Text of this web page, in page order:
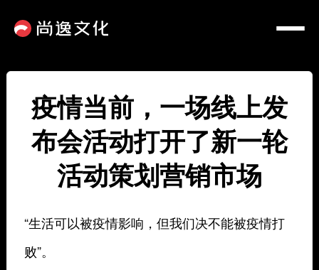
疫情当前，一场线上发
布会活动打开了新一轮
活动策划营销市场
“生活可以被疫情影响，但我们决不能被疫情打
败”。